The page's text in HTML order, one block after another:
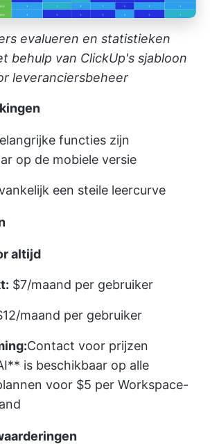
evalueren en statistieken
behulp van ClickUp's sjabloon
leveranciersbeheer
functies zijn
op de mobiele versie
een steile leercurve
altijd
$7/maand per gebruiker
maand per gebruiker
Contact voor prijzen
is beschikbaar op alle
voor $5 per Workspace-